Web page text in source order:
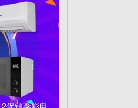
销季彩电...